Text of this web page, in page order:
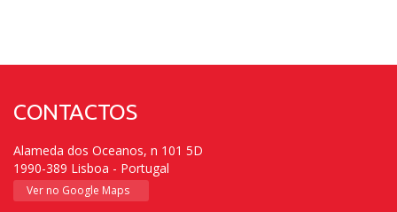
CONTACTOS
Alameda dos Oceanos, n 101 5D
1990-389 Lisboa - Portugal
Ver no Google Maps